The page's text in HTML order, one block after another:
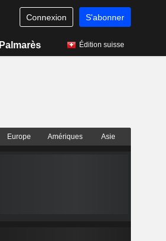
Connexion S'abonner
Palmarès Édition suisse
Europe Amériques Asie